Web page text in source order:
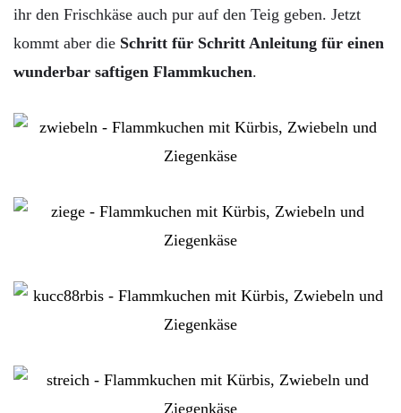
ihr den Frischkäse auch pur auf den Teig geben. Jetzt
kommt aber die Schritt für Schritt Anleitung für einen
wunderbar saftigen Flammkuchen.